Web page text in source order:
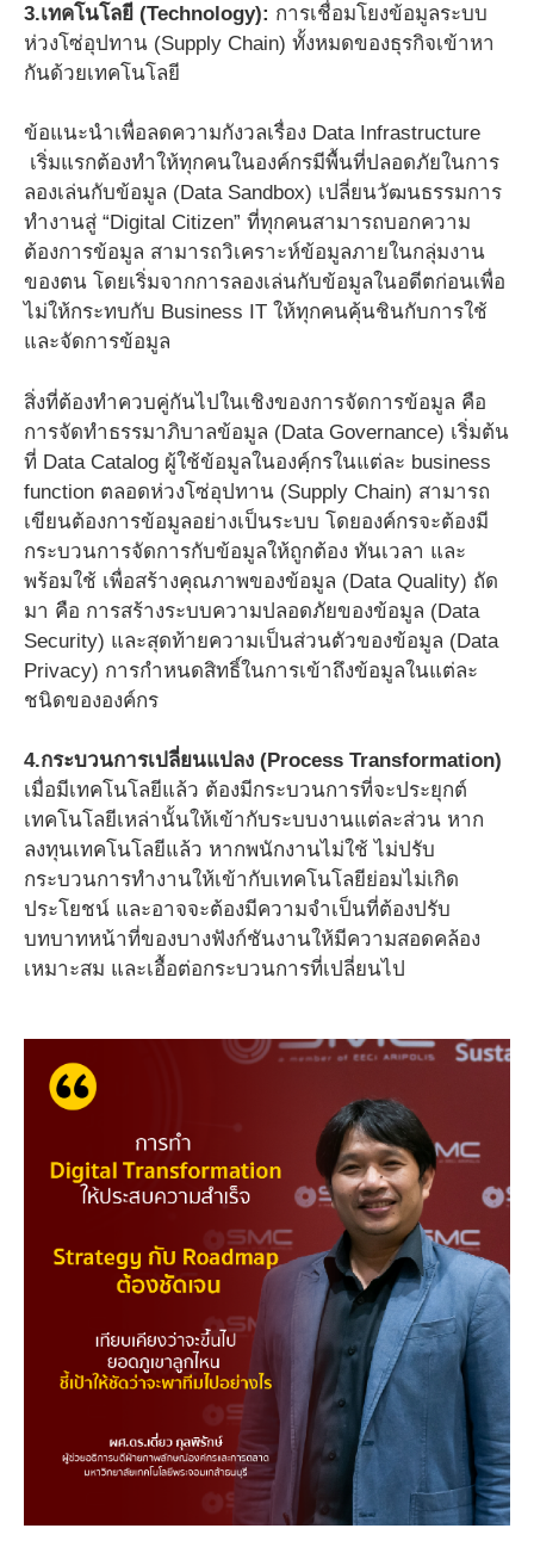
3.เทคโนโลยี (Technology): การเชื่อมโยงข้อมูลระบบ
ห่วงโซ่อุปทาน (Supply Chain) ทั้งหมดของธุรกิจเข้าหา
กันด้วยเทคโนโลยี
ข้อแนะนำเพื่อลดความกังวลเรื่อง Data Infrastructure
เริ่มแรกต้องทำให้ทุกคนในองค์กรมีพื้นที่ปลอดภัยในการ
ลองเล่นกับข้อมูล (Data Sandbox) เปลี่ยนวัฒนธรรมการ
ทำงานสู่ “Digital Citizen” ที่ทุกคนสามารถบอกความ
ต้องการข้อมูล สามารถวิเคราะห์ข้อมูลภายในกลุ่มงาน
ของตน โดยเริ่มจากการลองเล่นกับข้อมูลในอดีตก่อนเพื่อ
ไม่ให้กระทบกับ Business IT ให้ทุกคนคุ้นชินกับการใช้
และจัดการข้อมูล
สิ่งที่ต้องทำควบคู่กันไปในเชิงของการจัดการข้อมูล คือ
การจัดทำธรรมาภิบาลข้อมูล (Data Governance) เริ่มต้น
ที่ Data Catalog ผู้ใช้ข้อมูลในองค์ฺกรในแต่ละ business
function ตลอดห่วงโซ่อุปทาน (Supply Chain) สามารถ
เขียนต้องการข้อมูลอย่างเป็นระบบ โดยองค์กรจะต้องมี
กระบวนการจัดการกับข้อมูลให้ถูกต้อง ทันเวลา และ
พร้อมใช้ เพื่อสร้างคุณภาพของข้อมูล (Data Quality) ถัด
มา คือ การสร้างระบบความปลอดภัยของข้อมูล (Data
Security) และสุดท้ายความเป็นส่วนตัวของข้อมูล (Data
Privacy) การกำหนดสิทธิ์ในการเข้าถึงข้อมูลในแต่ละ
ชนิดขององค์กร
4.กระบวนการเปลี่ยนแปลง (Process Transformation)
เมื่อมีเทคโนโลยีแล้ว ต้องมีกระบวนการที่จะประยุกต์
เทคโนโลยีเหล่านั้นให้เข้ากับระบบงานแต่ละส่วน หาก
ลงทุนเทคโนโลยีแล้ว หากพนักงานไม่ใช้ ไม่ปรับ
กระบวนการทำงานให้เข้ากับเทคโนโลยีย่อมไม่เกิด
ประโยชน์ และอาจจะต้องมีความจำเป็นที่ต้องปรับ
บทบาทหน้าที่ของบางฟังก์ชันงานให้มีความสอดคล้อง
เหมาะสม และเอื้อต่อกระบวนการที่เปลี่ยนไป